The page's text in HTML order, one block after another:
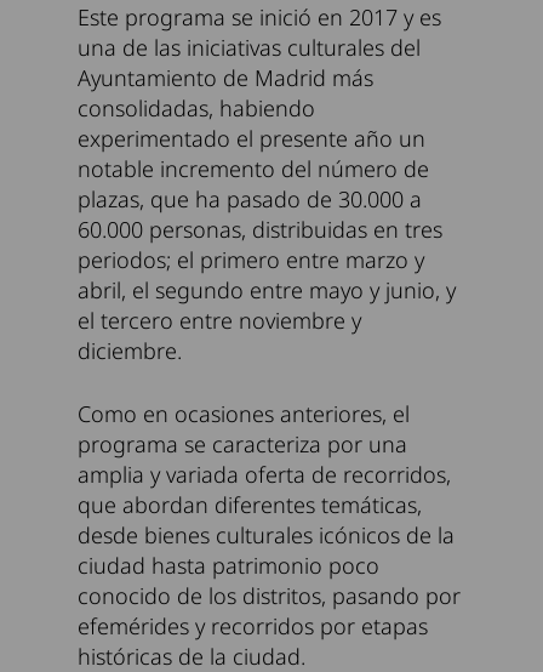
Este programa se inició en 2017 y es
una de las iniciativas culturales del
Ayuntamiento de Madrid más
consolidadas, habiendo
experimentado el presente año un
notable incremento del número de
plazas, que ha pasado de 30.000 a
60.000 personas, distribuidas en tres
periodos; el primero entre marzo y
abril, el segundo entre mayo y junio, y
el tercero entre noviembre y
diciembre.
Como en ocasiones anteriores, el
programa se caracteriza por una
amplia y variada oferta de recorridos,
que abordan diferentes temáticas,
desde bienes culturales icónicos de la
ciudad hasta patrimonio poco
conocido de los distritos, pasando por
efemérides y recorridos por etapas
históricas de la ciudad.